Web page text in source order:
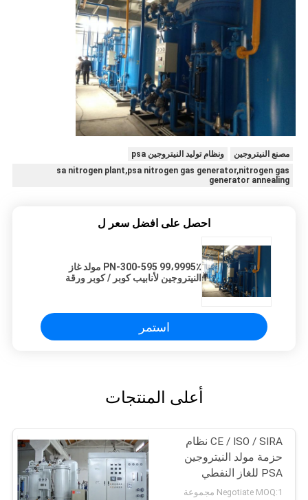
مصنع النيتروجين
ونظام توليد النيتروجين psa
sa nitrogen plant,psa nitrogen gas generator,nitrogen gas
generator annealing
احصل على افضل سعر ل
PN-300-595 99،9995٪ مولد غاز
النيتروجين لأنابيب كوبر / كوبر ورقة
استمر
أعلى المنتجات
CE / ISO / SIRA نظام
حزمة مولد النيتروجين
PSA للغاز النفطي
Negotiate MOQ:1 مجموعة